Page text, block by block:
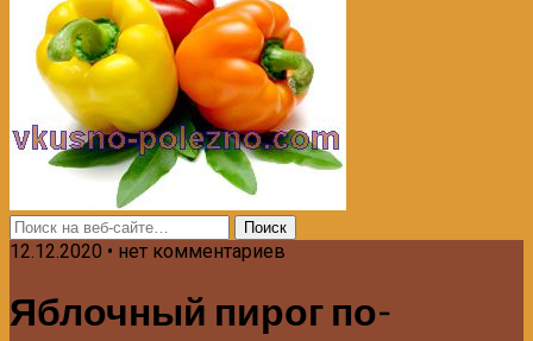
12.12.2020 • нет комментариев
Яблочный пирог по-